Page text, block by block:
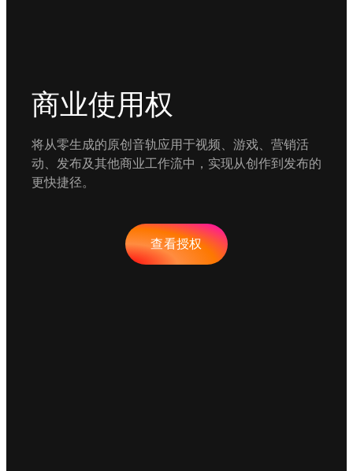
商业使用权
将从零生成的原创音轨应用于视频、游戏、营销活
动、发布及其他商业工作流中，实现从创作到发布的
更快捷径。
查看授权